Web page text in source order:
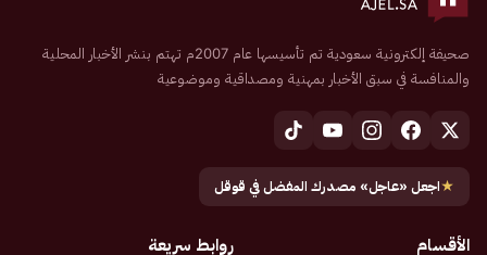
صحيفة إلكترونية سعودية تم تأسيسها عام 2007م تهتم بنشر الأخبار المحلية
والمنافسة في سبق الأخبار بمهنية ومصداقية وموضوعية
★اجعل «عاجل» مصدرك المفضل في قوقل
الأقسام روابط سريعة